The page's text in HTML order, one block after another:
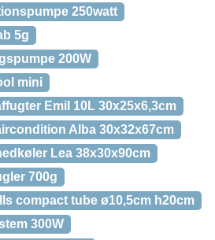
250watt
5g
200W
mini
Emil 10L 30x25x6,3cm
Alba 30x32x67cm
Lea 38x30x90cm
700g
compact tube ø10,5cm h20cm
300W